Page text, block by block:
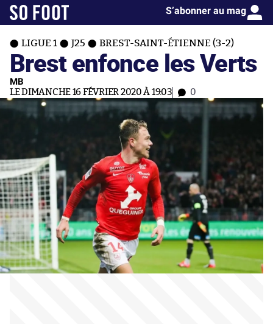
S’abonner au mag
LIGUE 1 J25 BREST-SAINT-ÉTIENNE (3-2)
Brest enfonce les Verts
MB
LE DIMANCHE 16 FÉVRIER 2020 À 19:03 0